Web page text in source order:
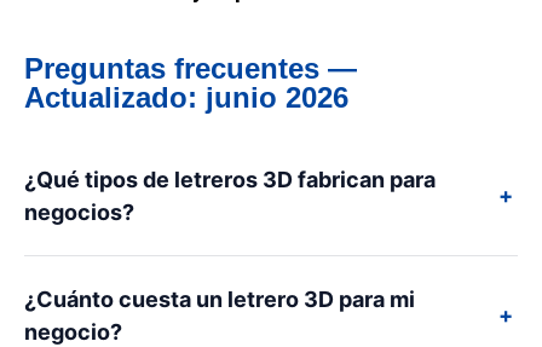
Preguntas frecuentes —
Actualizado: junio 2026
¿Qué tipos de letreros 3D fabrican para
negocios?
+
¿Cuánto cuesta un letrero 3D para mi
negocio?
+